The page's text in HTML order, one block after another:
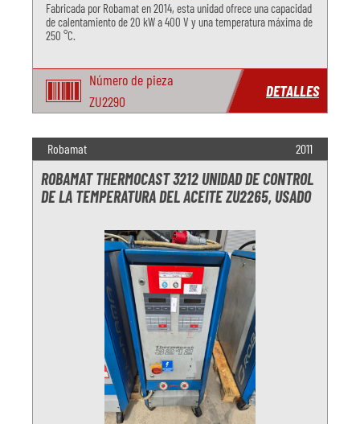
Fabricada por Robamat en 2014, esta unidad ofrece una capacidad
de calentamiento de 20 kW a 400 V y una temperatura máxima de
250 °C.
Número de pieza
ZU2290
DETALLES
Robamat 2011
ROBAMAT THERMOCAST 3212 UNIDAD DE CONTROL
DE LA TEMPERATURA DEL ACEITE ZU2265, USADO